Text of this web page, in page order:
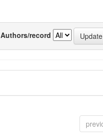
Authors/record